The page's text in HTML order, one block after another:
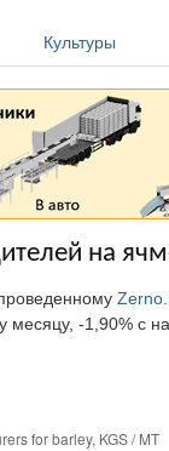
Культуры
на
-1,90% с